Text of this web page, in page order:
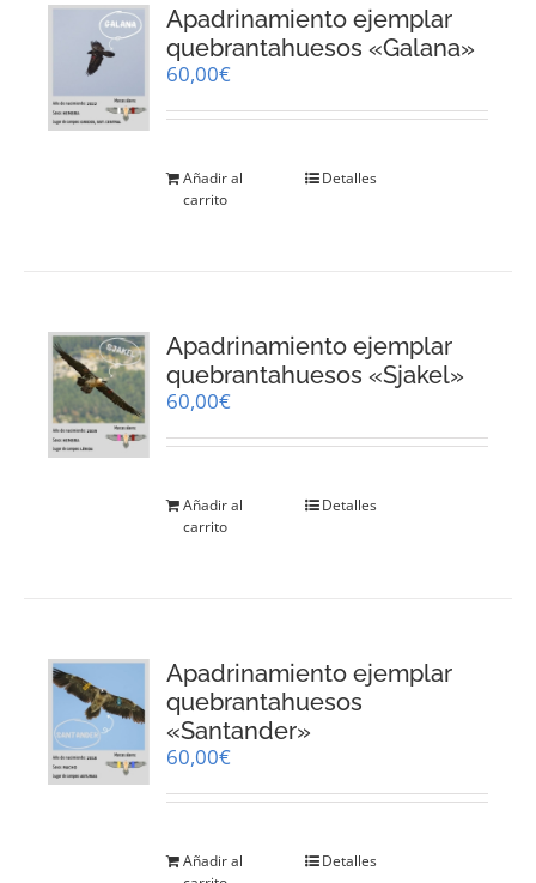
Apadrinamiento ejemplar
quebrantahuesos «Galana»
60,00€
Añadir al
carrito
Detalles
Apadrinamiento ejemplar
quebrantahuesos «Sjakel»
60,00€
Añadir al
carrito
Detalles
Apadrinamiento ejemplar
quebrantahuesos
«Santander»
60,00€
Añadir al
Detalles